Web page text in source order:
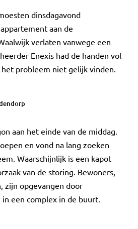
dinsdagavond
aan de
verlaten vanwege een
Enexis had de handen vol
probleem niet gelijk vinden.
aan het einde van de middag.
en vond na lang zoeken
Waarschijnlijk is een kapot
van de storing. Bewoners,
zijn opgevangen door
een complex in de buurt.